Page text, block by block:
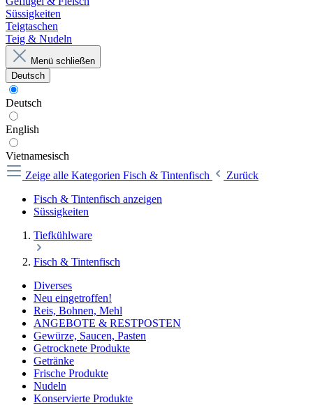
Süssigkeiten
Teigtaschen
Teig & Nudeln
Menü schließen
Deutsch
Deutsch
English
Vietnamesisch
Zeige alle Kategorien Fisch & Tintenfisch
Zurück
Fisch & Tintenfisch anzeigen
Süssigkeiten
Tiefkühlware
Fisch & Tintenfisch
Diverses
Neu eingetroffen!
Reis, Bohnen, Mehl
ANGEBOTE & RESTPOSTEN
Gewürze, Saucen, Pasten
Getrocknete Produkte
Getränke
Frische Produkte
Nudeln
Konservierte Produkte